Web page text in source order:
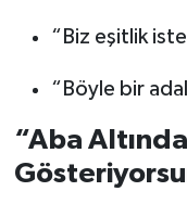
“Biz eşitlik
“Böyle bir
“Aba